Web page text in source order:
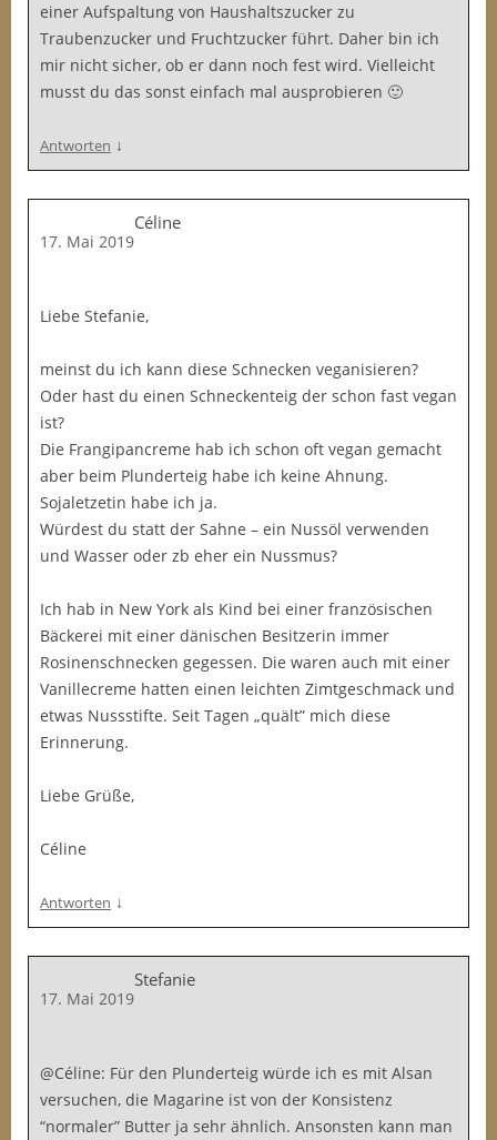
einer Aufspaltung von Haushaltszucker zu
Traubenzucker und Fruchtzucker führt. Daher bin ich
mir nicht sicher, ob er dann noch fest wird. Vielleicht
musst du das sonst einfach mal ausprobieren 🙂
Antworten ↓
Céline
17. Mai 2019
Liebe Stefanie,
meinst du ich kann diese Schnecken veganisieren?
Oder hast du einen Schneckenteig der schon fast vegan
ist?
Die Frangipancreme hab ich schon oft vegan gemacht
aber beim Plunderteig habe ich keine Ahnung.
Sojaletzetin habe ich ja.
Würdest du statt der Sahne – ein Nussöl verwenden
und Wasser oder zb eher ein Nussmus?
Ich hab in New York als Kind bei einer französischen
Bäckerei mit einer dänischen Besitzerin immer
Rosinenschnecken gegessen. Die waren auch mit einer
Vanillecreme hatten einen leichten Zimtgeschmack und
etwas Nussstifte. Seit Tagen „quält” mich diese
Erinnerung.
Liebe Grüße,
Céline
Antworten ↓
Stefanie
17. Mai 2019
@Céline: Für den Plunderteig würde ich es mit Alsan
versuchen, die Magarine ist von der Konsistenz
“normaler” Butter ja sehr ähnlich. Ansonsten kann man